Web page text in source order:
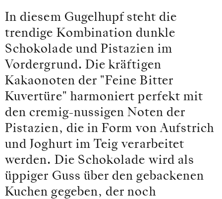
In diesem Gugelhupf steht die
trendige Kombination dunkle
Schokolade und Pistazien im
Vordergrund. Die kräftigen
Kakaonoten der "Feine Bitter
Kuvertüre" harmoniert perfekt mit
den cremig-nussigen Noten der
Pistazien, die in Form von Aufstrich
und Joghurt im Teig verarbeitet
werden. Die Schokolade wird als
üppiger Guss über den gebackenen
Kuchen gegeben, der noch